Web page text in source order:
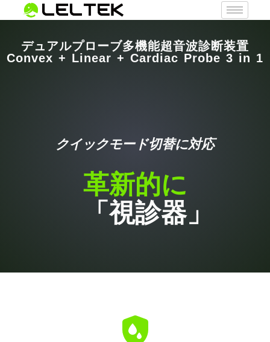
デュアルプローブ多機能超音波診断装置
Convex + Linear + Cardiac Probe 3 in 1
クイックモード切替に対応
革新的に
スマートに
「視診器」